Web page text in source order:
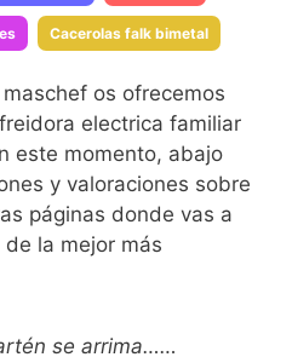
Cacerolas falk bimetal
os ofrecemos
electrica familiar
este momento, abajo
y valoraciones sobre
páginas donde vas a
la mejor más
se arrima……